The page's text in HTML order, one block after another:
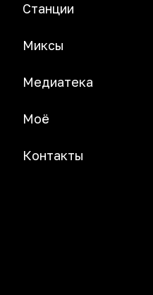
Станции
Миксы
Медиатека
Моё
Контакты